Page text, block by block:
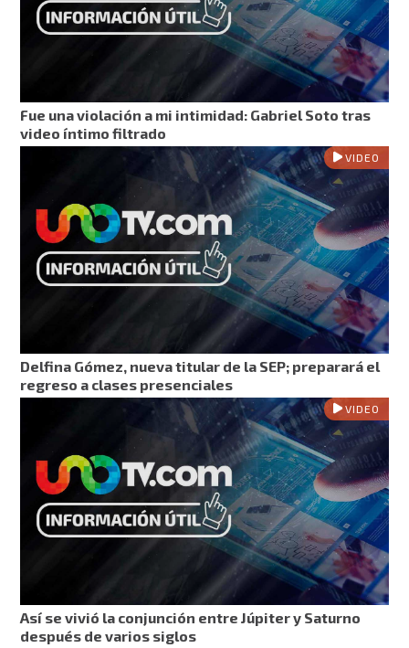
Fue una violación a mi intimidad: Gabriel Soto tras
video íntimo filtrado
VIDEO
Delfina Gómez, nueva titular de la SEP; preparará el
regreso a clases presenciales
VIDEO
Así se vivió la conjunción entre Júpiter y Saturno
después de varios siglos